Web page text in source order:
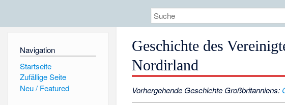
Navigation
Startseite
Zufällige Seite
Neu / Featured
Geschichte des
Nordirland
Vorhergehende Geschichte Großbritanniens: